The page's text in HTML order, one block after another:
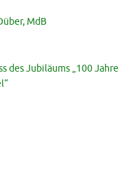
MdB
des Jubiläums „100 Jahre